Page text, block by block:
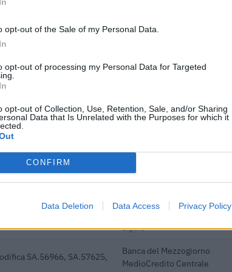
opt-out of the Sale of my Personal Data.
opt-out of processing my Personal Data for Targeted
opt-out of Collection, Use, Retention, Sale, and/or Sharing
Data that Is Unrelated with the Purposes for which it
CONFIRM
Data Deletion Data Access Privacy Policy
imprese
privi di
sociale per l'im
privi di
sociale per l'im
imprese
Banca del Mezzogiorno
a seguito della crisi
19 [con mo
agenzia delle entrate
SA.56966, SA.57625,
Banca del Mezzogiorno
S.p.A.
SA.56966, SA.57625,
Banca del Mezzogiorno
MedioCredito Centrale